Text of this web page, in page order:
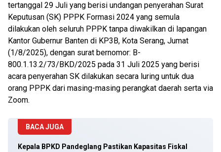
tertanggal 29 Juli yang berisi undangan penyerahan Surat
Keputusan (SK) PPPK Formasi 2024 yang semula
dilakukan oleh seluruh PPPK tanpa diwakilkan di lapangan
Kantor Gubernur Banten di KP3B, Kota Serang, Jumat
(1/8/2025), dengan surat bernomor: B-
800.1.13.2/73/BKD/2025 pada 31 Juli 2025 yang berisi
acara penyerahan SK dilakukan secara luring untuk dua
orang PPPK dari masing-masing perangkat daerah serta via
Zoom.
BACA JUGA
Kepala BPKD Pandeglang Pastikan Kapasitas Fiskal